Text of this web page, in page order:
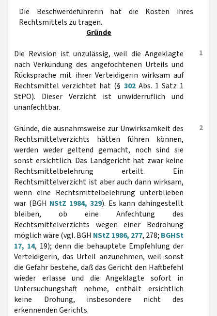
Die Beschwerdeführerin hat die Kosten ihres
Rechtsmittels zu tragen.
Gründe
1
Die Revision ist unzulässig, weil die Angeklagte
nach Verkündung des angefochtenen Urteils und
Rücksprache mit ihrer Verteidigerin wirksam auf
Rechtsmittel verzichtet hat (§ 302Abs. 1 Satz 1
StPO). Dieser Verzicht ist unwiderruflich und
unanfechtbar.
2
Gründe, die ausnahmsweise zur Unwirksamkeit des
Rechtsmittelverzichts hätten führen können,
werden weder geltend gemacht, noch sind sie
sonst ersichtlich. Das Landgericht hat zwar keine
Rechtsmittelbelehrung erteilt. Ein
Rechtsmittelverzicht ist aber auch dann wirksam,
wenn eine Rechtsmittelbelehrung unterblieben
war (BGH NStZ 1984, 329). Es kann dahingestellt
bleiben, ob eine Anfechtung des
Rechtsmittelverzichts wegen einer Bedrohung
möglich wäre (vgl. BGH NStZ 1986, 277, 278; BGHSt
17, 14, 19); denn die behauptete Empfehlung der
Verteidigerin, das Urteil anzunehmen, weil sonst
die Gefahr bestehe, daß das Gericht den Haftbefehl
wieder erlasse und die Angeklagte sofort in
Untersuchungshaft nehme, enthält ersichtlich
keine Drohung, insbesondere nicht des
erkennenden Gerichts.